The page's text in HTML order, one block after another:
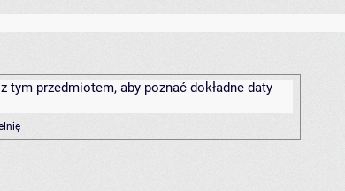
przedmiotem, aby poznać dokładne daty